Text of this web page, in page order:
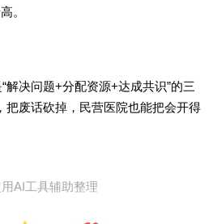
。
决问题+分配资源+达成共识”的三
把废话砍掉，民营医院也能把会开得
AI工具辅助整理